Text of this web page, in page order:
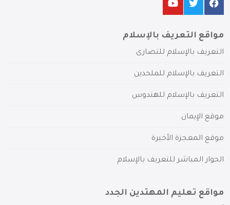
مواقع التعريف بالإسلام
التعريف بالإسلام للنصارى
التعريف بالإسلام للملحدين
التعريف بالإسلام للهندوس
موقع الإيمان
موقع المعجزة الأخيرة
الحوار المباشر للتعريف بالإسلام
مواقع تعليم المهتدين الجدد